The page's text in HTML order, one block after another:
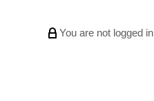
You are not logged in